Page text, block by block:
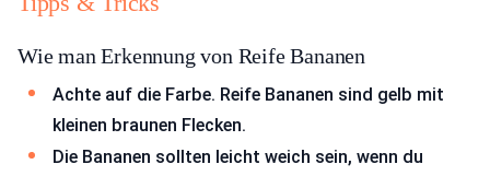
Wie man Erkennung von Reife Bananen
Achte auf die Farbe. Reife Bananen sind gelb mit
kleinen braunen Flecken.
Die Bananen sollten leicht weich sein, wenn du